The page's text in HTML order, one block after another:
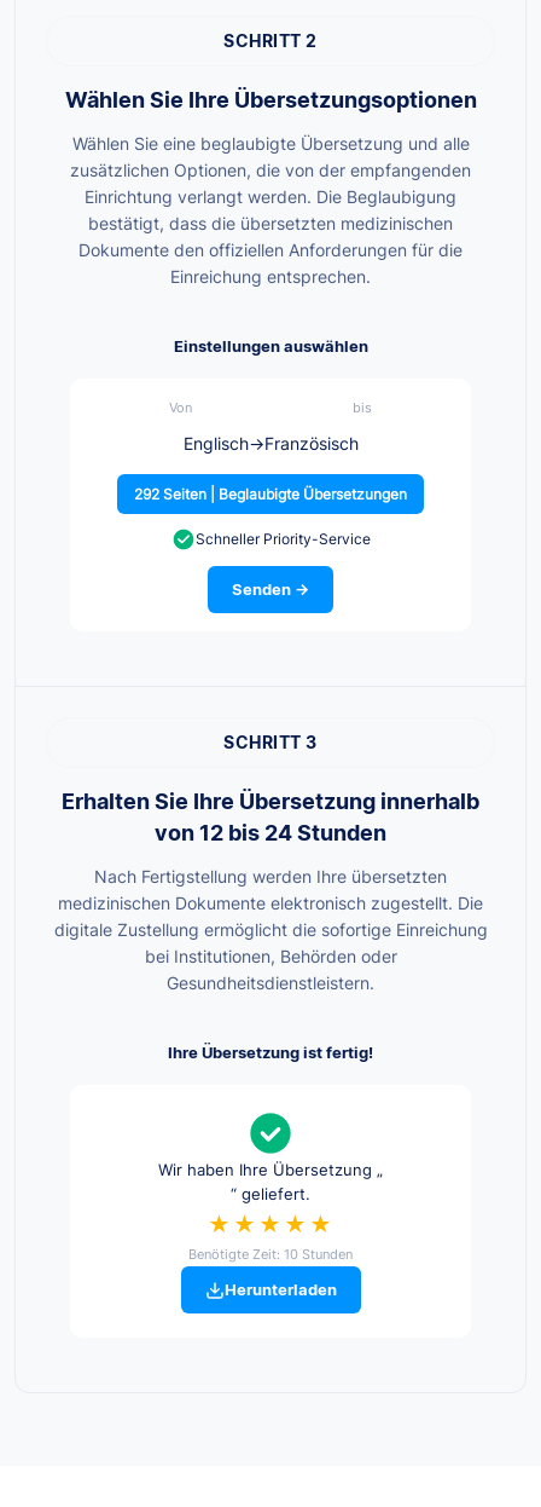
SCHRITT 2
Wählen Sie Ihre Übersetzungsoptionen
Wählen Sie eine beglaubigte Übersetzung und alle
zusätzlichen Optionen, die von der empfangenden
Einrichtung verlangt werden. Die Beglaubigung
bestätigt, dass die übersetzten medizinischen
Dokumente den offiziellen Anforderungen für die
Einreichung entsprechen.
Einstellungen auswählen
Von bis
Englisch→Französisch
292 Seiten | Beglaubigte Übersetzungen
Schneller Priority-Service
Senden →
SCHRITT 3
Erhalten Sie Ihre Übersetzung innerhalb
von 12 bis 24 Stunden
Nach Fertigstellung werden Ihre übersetzten
medizinischen Dokumente elektronisch zugestellt. Die
digitale Zustellung ermöglicht die sofortige Einreichung
bei Institutionen, Behörden oder
Gesundheitsdienstleistern.
Ihre Übersetzung ist fertig!
Wir haben Ihre Übersetzung „
“ geliefert.
★★★★★
Benötigte Zeit: 10 Stunden
Herunterladen